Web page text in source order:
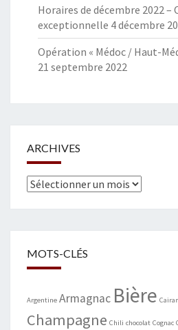
Horaires de décembre 2022 –
exceptionnelle 4 décembre
Opération « Médoc / Haut-
21 septembre 2022
ARCHIVES
Archives
MOTS-CLÉS
Argentine Armagnac Bière
Champagne Chili chocolat Cognac